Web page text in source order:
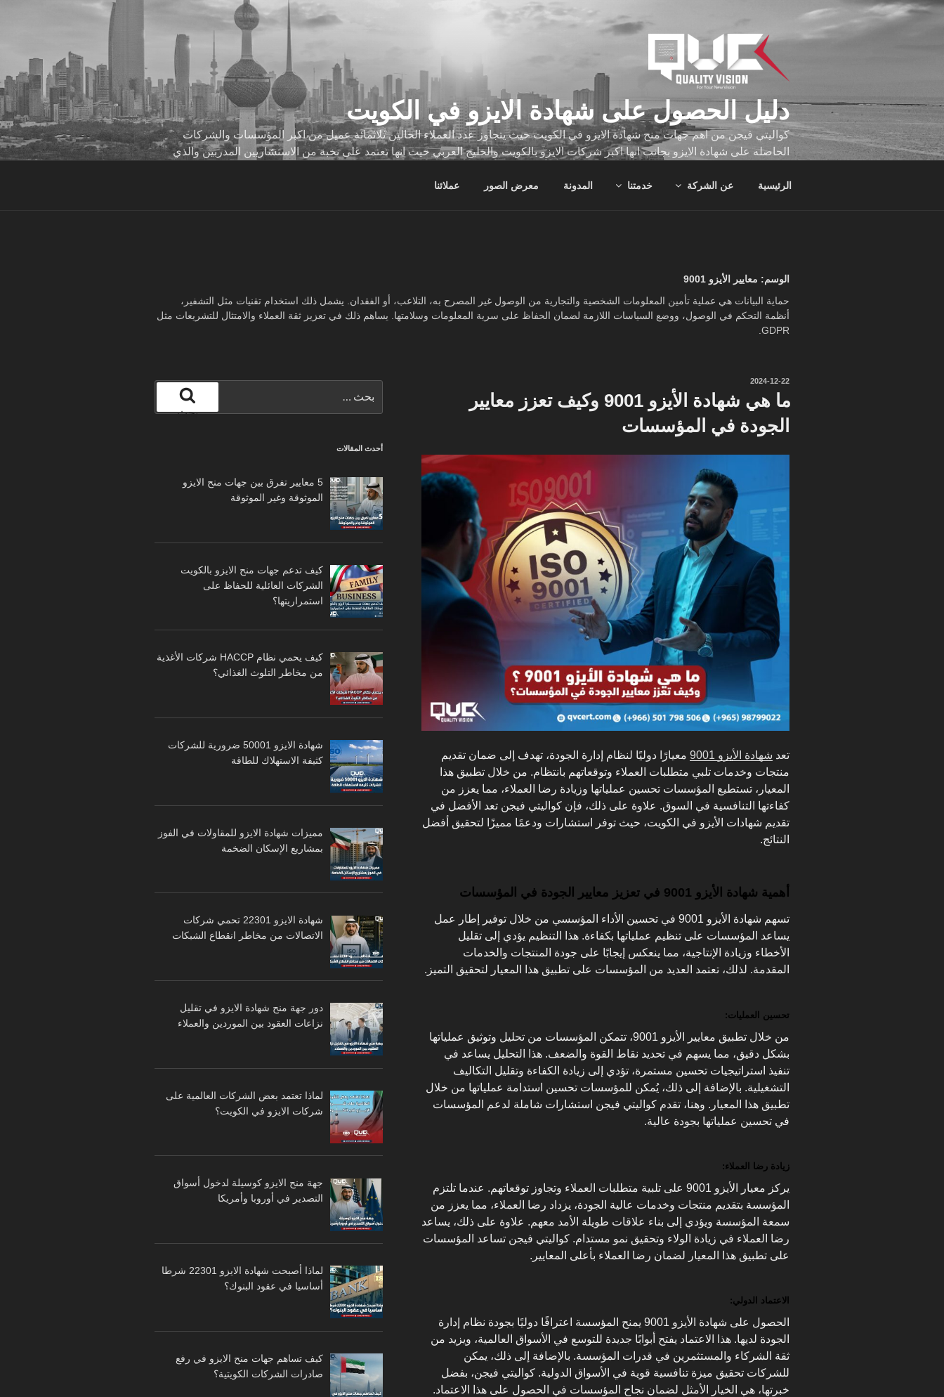
التجاوز
دليل الحصول على شهادة الايزو في الكويت
كواليتي فيجن من اهم جهات منح شهادة الايزو في الكويت حيث يتجاوز عدد العملاء الحالين ثلاثمائة عميل من اكبر المؤسسات والشركات
الحاصله على شهادة الايزو بجانب انها اكبر شركات الايزو بالكويت والخليج العربي حيث انها تعتمد على نخبة من الاستشاريين المدربين والذي
الرئيسية عن الشركة خدمتنا المدونة معرض الصور عملائنا
الوسم: معايير الأيزو 9001
حماية البيانات هي عملية تأمين المعلومات الشخصية والتجارية من الوصول غير المصرح به، التلاعب، أو الفقدان. يشمل ذلك استخدام تقنيات مثل التشفير،
أنظمة التحكم في الوصول، ووضع السياسات اللازمة لضمان الحفاظ على سرية المعلومات وسلامتها. يساهم ذلك في تعزيز ثقة العملاء والامتثال للتشريعات مثل
GDPR.
نُشر
2024-12-22
ما هي شهادة الأيزو 9001 وكيف تعزز معايير
الجودة في المؤسسات
تعد شهادة الأيزو 9001
معيارًا دوليًا لنظام إدارة الجودة، تهدف إلى ضمان تقديم
منتجات وخدمات تلبي متطلبات العملاء وتوقعاتهم بانتظام. من خلال تطبيق هذا
المعيار، تستطيع المؤسسات تحسين عملياتها وزيادة رضا العملاء، مما يعزز من
كفاءتها التنافسية في السوق. علاوة على ذلك، فإن كواليتي فيجن تعد الأفضل في
تقديم شهادات الأيزو في الكويت، حيث توفر استشارات ودعمًا مميزًا لتحقيق أفضل
النتائج.
أهمية شهادة الأيزو 9001 في تعزيز معايير الجودة في المؤسسات
تسهم شهادة الأيزو 9001 في تحسين الأداء المؤسسي من خلال توفير إطار عمل
يساعد المؤسسات على تنظيم عملياتها بكفاءة. هذا التنظيم يؤدي إلى تقليل
الأخطاء وزيادة الإنتاجية، مما ينعكس إيجابًا على جودة المنتجات والخدمات
المقدمة. لذلك، تعتمد العديد من المؤسسات على تطبيق هذا المعيار لتحقيق التميز.
تحسين العمليات:
من خلال تطبيق معايير الأيزو 9001، تتمكن المؤسسات من تحليل وتوثيق عملياتها
بشكل دقيق، مما يسهم في تحديد نقاط القوة والضعف. هذا التحليل يساعد في
تنفيذ استراتيجيات تحسين مستمرة، تؤدي إلى زيادة الكفاءة وتقليل التكاليف
التشغيلية. بالإضافة إلى ذلك، يُمكن للمؤسسات تحسين استدامة عملياتها من خلال
تطبيق هذا المعيار. وهنا، تقدم كواليتي فيجن استشارات شاملة لدعم المؤسسات
في تحسين عملياتها بجودة عالية.
زيادة رضا العملاء:
يركز معيار الأيزو 9001 على تلبية متطلبات العملاء وتجاوز توقعاتهم. عندما تلتزم
المؤسسة بتقديم منتجات وخدمات عالية الجودة، يزداد رضا العملاء، مما يعزز من
سمعة المؤسسة ويؤدي إلى بناء علاقات طويلة الأمد معهم. علاوة على ذلك، يساعد
رضا العملاء في زيادة الولاء وتحقيق نمو مستدام. كواليتي فيجن تساعد المؤسسات
على تطبيق هذا المعيار لضمان رضا العملاء بأعلى المعايير.
الاعتماد الدولي:
الحصول على شهادة الأيزو 9001 يمنح المؤسسة اعترافًا دوليًا بجودة نظام إدارة
الجودة لديها. هذا الاعتماد يفتح أبوابًا جديدة للتوسع في الأسواق العالمية، ويزيد من
ثقة الشركاء والمستثمرين في قدرات المؤسسة. بالإضافة إلى ذلك، يمكن
للشركات تحقيق ميزة تنافسية قوية في الأسواق الدولية. كواليتي فيجن، بفضل
خبرتها، هي الخيار الأمثل لضمان نجاح المؤسسات في الحصول على هذا الاعتماد.
عن:
بحث
أحدث المقالات
5 معايير تفرق بين جهات منح الايزو
الموثوقة وغير الموثوقة
كيف تدعم جهات منح الايزو بالكويت
الشركات العائلية للحفاظ على
استمراريتها؟
كيف يحمي نظام HACCP شركات الأغذية
من مخاطر التلوث الغذائي؟
شهادة الايزو 50001 ضرورية للشركات
كثيفة الاستهلاك للطاقة
مميزات شهادة الايزو للمقاولات في الفوز
بمشاريع الإسكان الضخمة
شهادة الايزو 22301 تحمي شركات
الاتصالات من مخاطر انقطاع الشبكات
دور جهة منح شهادة الايزو في تقليل
نزاعات العقود بين الموردين والعملاء
لماذا تعتمد بعض الشركات العالمية على
شركات الايزو في الكويت؟
جهة منح الايزو كوسيلة لدخول أسواق
التصدير في أوروبا وأمريكا
لماذا أصبحت شهادة الايزو 22301 شرطا
أساسيا في عقود البنوك؟
كيف تساهم جهات منح الايزو في رفع
صادرات الشركات الكويتية؟